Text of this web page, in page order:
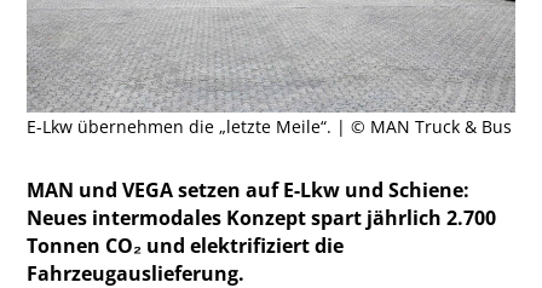
E-Lkw übernehmen die „letzte Meile“. | © MAN Truck & Bus
MAN und VEGA setzen auf E-Lkw und Schiene:
Neues intermodales Konzept spart jährlich 2.700
Tonnen CO₂ und elektrifiziert die
Fahrzeugauslieferung.